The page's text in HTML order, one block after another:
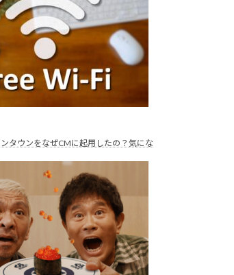
タウンをなぜCMに起用したの？気にな